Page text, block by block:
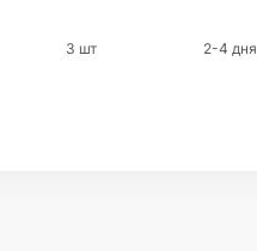
3 шт 2-4 дня